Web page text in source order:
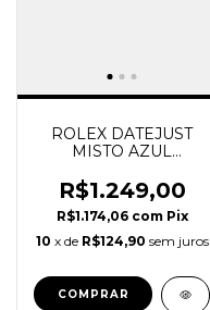
ROLEX DATEJUST
MISTO AZUL
R$1.249,00
R$1.174,06 com Pix
10 x de R$124,90 sem juros